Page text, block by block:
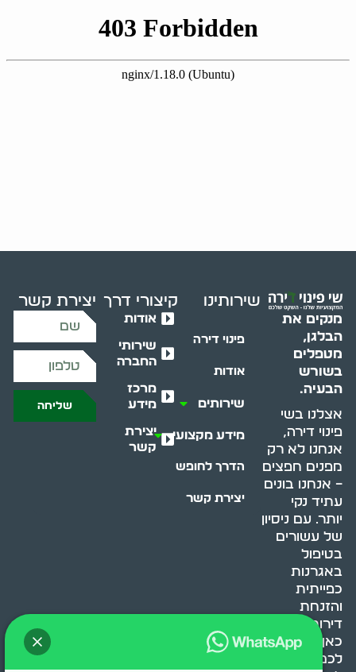
מנקים את
הבלגן,
מטפלים
בשורש
הבעיה.
אצלנו בשי
פינוי דירה,
אנחנו לא רק
מפנים חפצים
– אנחנו בונים
עתיד נקי
יותר. עם ניסיון
של עשורים
בטיפול
באגרנות
כפייתית
והזנחת
דירות, אנחנו
כאן כדי לעזור
לכם
שירותינו
פינוי דירה
אודות
שירותים
מידע מקצועי
הדרך לחופש
יצירת קשר
קיצורי דרך
אודות
שירותי
החברה
מרכז
מידע
יצירת
קשר
יצירת קשר
שליחה